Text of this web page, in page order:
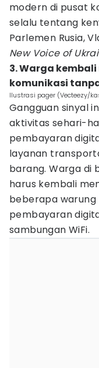
modern di pusat
selalu tentang
Parlemen Rusia,
New Voice of
3. Warga
komunikasi
Ilustrasi pager (Vecteezy/
Gangguan sinyal
aktivitas sehari-
pembayaran
layanan
barang. Warga di
harus kembali
beberapa warung
pembayaran
sambungan WiFi.